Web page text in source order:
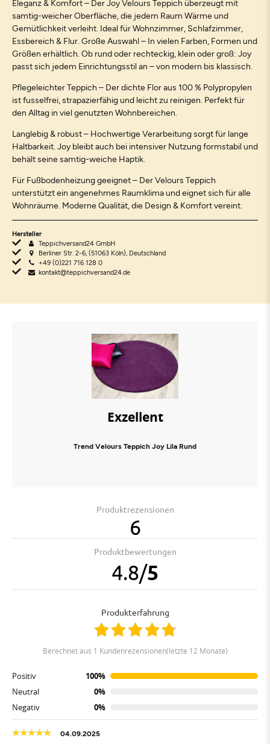
Eleganz & Komfort – Der Joy Velours Teppich überzeugt mit
samtig-weicher Oberfläche, die jedem Raum Wärme und
Gemütlichkeit verleiht. Ideal für Wohnzimmer, Schlafzimmer,
Essbereich & Flur. Große Auswahl – In vielen Farben, Formen und
Größen erhältlich. Ob rund oder rechteckig, klein oder groß: Joy
passt sich jedem Einrichtungsstil an – von modern bis klassisch.
Pflegeleichter Teppich – Der dichte Flor aus 100 % Polypropylen
ist fusselfrei, strapazierfähig und leicht zu reinigen. Perfekt für
den Alltag in viel genutzten Wohnbereichen.
Langlebig & robust – Hochwertige Verarbeitung sorgt für lange
Haltbarkeit. Joy bleibt auch bei intensiver Nutzung formstabil und
behält seine samtig-weiche Haptik.
Für Fußbodenheizung geeignet – Der Velours Teppich
unterstützt ein angenehmes Raumklima und eignet sich für alle
Wohnräume. Moderne Qualität, die Design & Komfort vereint.
Hersteller
Teppichversand24 GmbH
Berliner Str. 2-6, (51063 Köln), Deutschland
+49 (0)221 716 128 0
kontakt@teppichversand24.de
Exzellent
Trend Velours Teppich Joy Lila Rund
Produktrezensionen
6
Produktbewertungen
4.8/5
Produkterfahrung
berechnet aus 1 Kundenrezensionen(letzte 12 Monate)
Positiv
100%
Neutral
0%
Negativ
0%
04.09.2025